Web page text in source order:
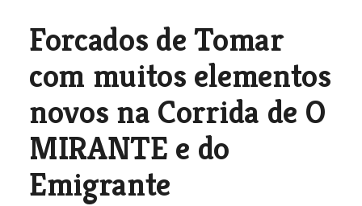
Forcados de Tomar
com muitos elementos
novos na Corrida de O
MIRANTE e do
Emigrante